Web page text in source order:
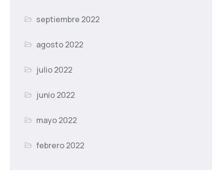
septiembre 2022
agosto 2022
julio 2022
junio 2022
mayo 2022
febrero 2022